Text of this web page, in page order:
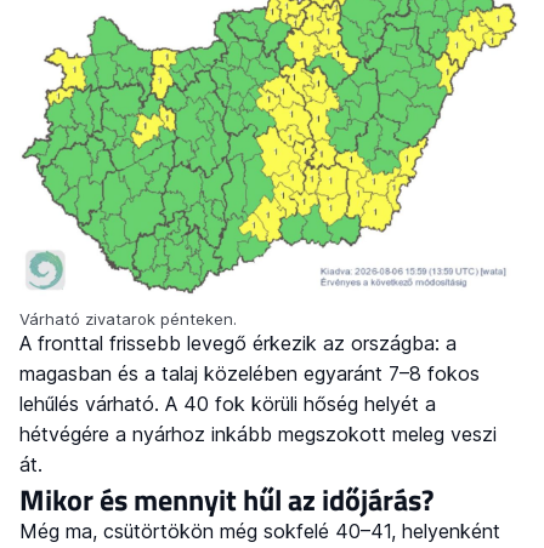
Várható zivatarok pénteken.
A fronttal frissebb levegő érkezik az országba: a
magasban és a talaj közelében egyaránt 7–8 fokos
lehűlés várható. A 40 fok körüli hőség helyét a
hétvégére a nyárhoz inkább megszokott meleg veszi
át.
Mikor és mennyit hűl az időjárás?
Még ma, csütörtökön még sokfelé 40–41, helyenként